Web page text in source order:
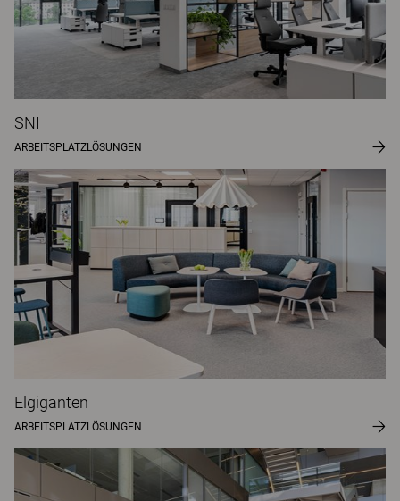
SNI
ARBEITSPLATZLÖSUNGEN
Elgiganten
ARBEITSPLATZLÖSUNGEN